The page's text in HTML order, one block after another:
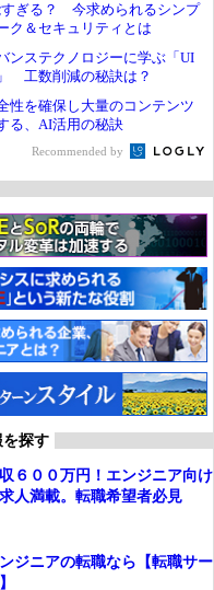
すぎる？ 今求められるシンプ
ク＆セキュリティとは
ンステクノロジーに学ぶ「UI
工数削減の秘訣は？
性を確保し大量のコンテンツ
る、AI活用の秘訣
Recommended by
探す
６００万円！エンジニア向け
人満載。転職希望者必見
ジニアの転職なら【転職サー